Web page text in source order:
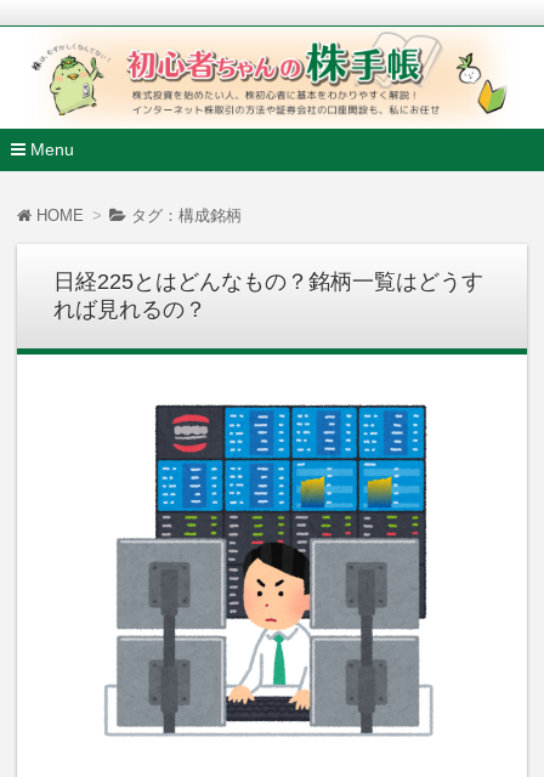
初心者ちゃんの株手帳
株式投資を始めたい人、株初心者に基本をわかりやすく解説
ンターネット株取引の方法や証券会社の口座開設も、私にお任
Menu
HOME タグ：構成銘柄
日経225とはどんなもの？銘柄一覧はどうす
れば見れるの？